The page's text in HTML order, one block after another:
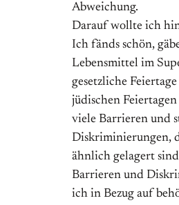
Abweichung.
Darauf wollte ich
Ich fänds schön,
Lebensmittel im
gesetzliche
jüdischen
viele Barrieren und
Diskriminierungen,
ähnlich gelagert
Barrieren und
ich in Bezug auf